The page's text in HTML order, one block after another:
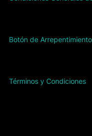
Botón de Arrepentimiento
Términos y Condiciones